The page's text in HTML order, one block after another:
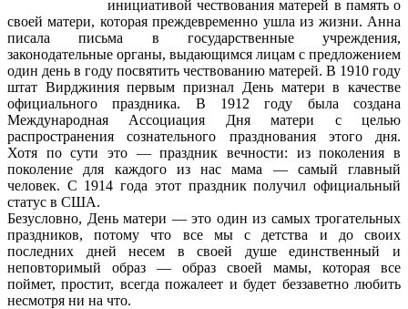
инициативой чествования матерей в память о
своей матери, которая преждевременно ушла из жизни. Анна
писала письма в государственные учреждения,
законодательные органы, выдающимся лицам с предложением
один день в году посвятить чествованию матерей. В 1910 году
штат Вирджиния первым признал День матери в качестве
официального праздника. В 1912 году была создана
Международная Ассоциация Дня матери с целью
распространения сознательного празднования этого дня.
Хотя по сути это — праздник вечности: из поколения в
поколение для каждого из нас мама — самый главный
человек. С 1914 года этот праздник получил официальный
статус в США.
Безусловно, День матери — это один из самых трогательных
праздников, потому что все мы с детства и до своих
последних дней несем в своей душе единственный и
неповторимый образ — образ своей мамы, которая все
поймет, простит, всегда пожалеет и будет беззаветно любить
несмотря ни на что.